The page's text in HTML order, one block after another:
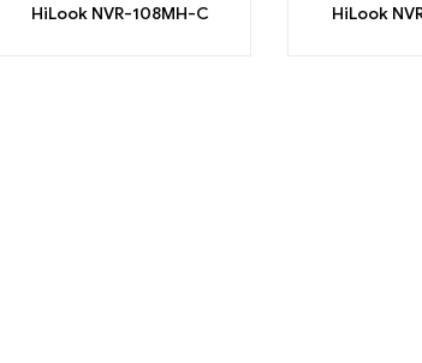
HiLook NVR-108MH-C
HiLook